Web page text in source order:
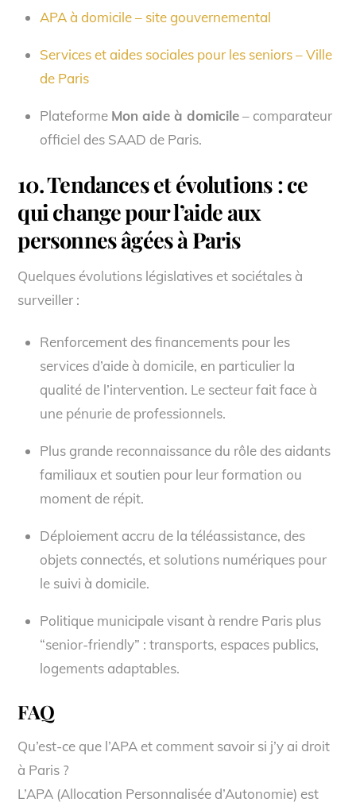
APA à domicile – site gouvernemental
Services et aides sociales pour les seniors – Ville
de Paris
Plateforme Mon aide à domicile– comparateur
officiel des SAAD de Paris.
10. Tendances et évolutions : ce
qui change pour l’aide aux
personnes âgées à Paris
Quelques évolutions législatives et sociétales à
surveiller :
Renforcement des financements pour les
services d’aide à domicile, en particulier la
qualité de l’intervention. Le secteur fait face à
une pénurie de professionnels.
Plus grande reconnaissance du rôle des aidants
familiaux et soutien pour leur formation ou
moment de répit.
Déploiement accru de la téléassistance, des
objets connectés, et solutions numériques pour
le suivi à domicile.
Politique municipale visant à rendre Paris plus
“senior-friendly” : transports, espaces publics,
logements adaptables.
FAQ
Qu’est-ce que l’APA et comment savoir si j’y ai droit
à Paris ?
L’APA (Allocation Personnalisée d’Autonomie) est